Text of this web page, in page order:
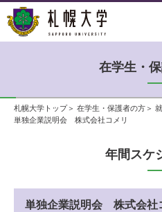
在学生・
札幌大学トップ 在学生・保護者の方
単独企業説明会 株式会社コメリ
年間スケ
単独企業説明会 株式会社